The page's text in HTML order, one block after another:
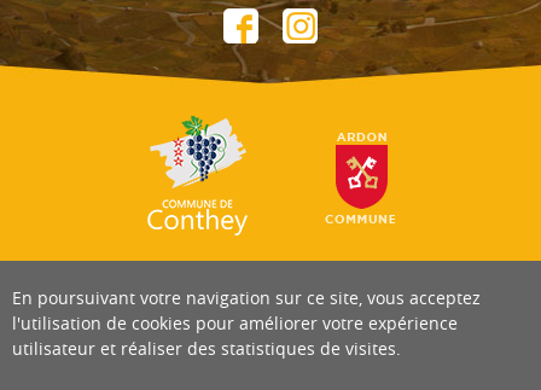
En poursuivant votre navigation sur ce site, vous acceptez
l'utilisation de cookies pour améliorer votre expérience
utilisateur et réaliser des statistiques de visites.